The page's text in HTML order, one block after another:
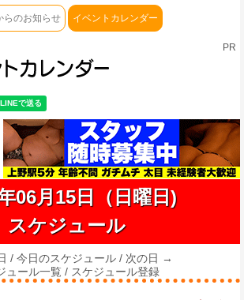
らのお知らせ イベントカレンダー
PR
06月15日（日曜日)
スケジュール
/ 今日のスケジュール / 次の日 →
ュール一覧 / スケジュール登録